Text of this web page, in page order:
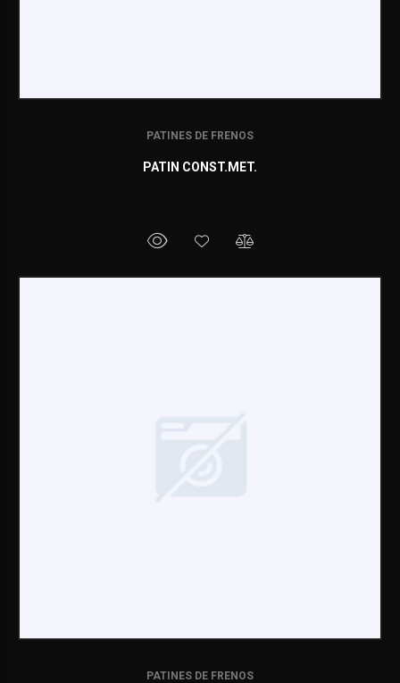
PATINES DE FRENOS
PATIN CONST.MET.
PATINES DE FRENOS